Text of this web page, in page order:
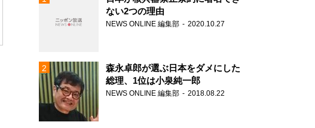
ない2つの理由
NEWS ONLINE 編集部 2020.10.27
森永卓郎が選ぶ日本をダメにした
総理、1位は小泉純一郎
NEWS ONLINE 編集部 2018.08.22